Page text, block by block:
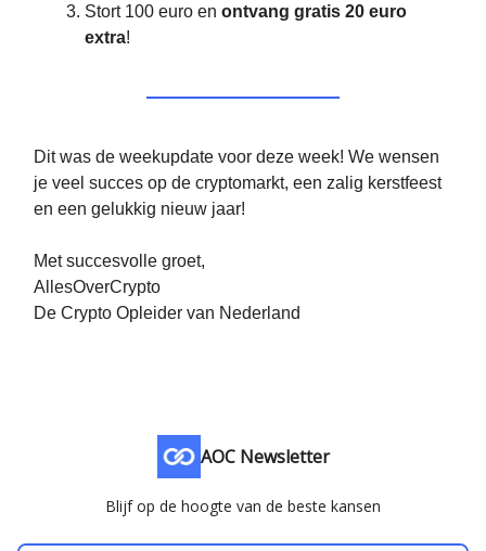
Stort 100 euro en ontvang gratis 20 euro
extra!
Dit was de weekupdate voor deze week! We wensen
je veel succes op de cryptomarkt, een zalig kerstfeest
en een gelukkig nieuw jaar!
Met succesvolle groet,
AllesOverCrypto
De Crypto Opleider van Nederland
AOC Newsletter
Blijf op de hoogte van de beste kansen